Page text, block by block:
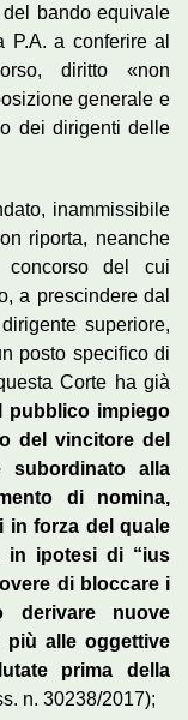
bando equivale
P.A. a conferire al
diritto «non
generale e
dei dirigenti delle
inammissibile
riporta, neanche
del cui
a prescindere dal
superiore,
posto specifico di
Corte ha già
pubblico impiego
del vincitore del
alla
di nomina,
in forza del quale
in ipotesi di “ius
di bloccare i
derivare nuove
alle oggettive
prima della
n. 30238/2017);